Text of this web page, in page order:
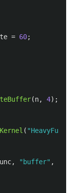
= 60;
(n, 4);
( "HeavyFunc"
, "buffer" ,